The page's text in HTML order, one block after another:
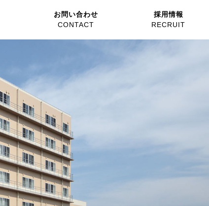
お問い合わせ
CONTACT
採用情報
RECRUIT